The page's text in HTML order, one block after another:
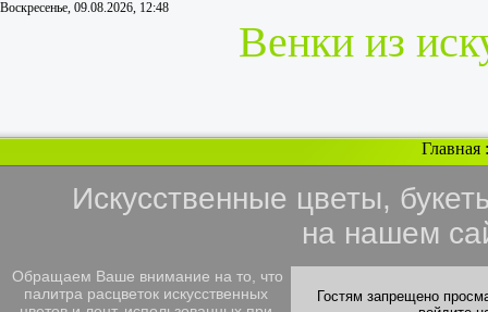
Воскресенье, 09.08.2026, 12:48
Венки из
Главная
Искусственные цветы,
на нашем
Обращаем Ваше внимание на то, что
палитра расцветок искусственных
Гостям запрещено